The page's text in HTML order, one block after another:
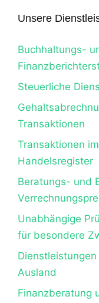
Unsere
Buchhaltungs-
Steuerliche
Transaktionen
Transaktionen
Handelsregister
Beratungs- und
Unabhängige
für besondere
Ausland
Finanzberatung